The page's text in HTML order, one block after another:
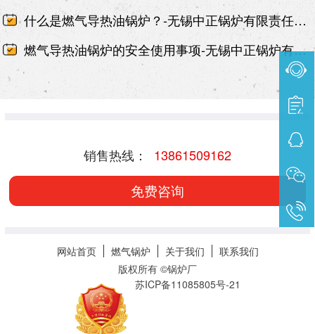
什么是燃气导热油锅炉？-无锡中正锅炉有限责任公司
燃气导热油锅炉的安全使用事项-无锡中正锅炉有限责任公司
销售热线： 13861509162
免费咨询
网站首页 燃气锅炉 关于我们
联系我们
版权所有 ©锅炉厂
苏ICP备11085805号-21